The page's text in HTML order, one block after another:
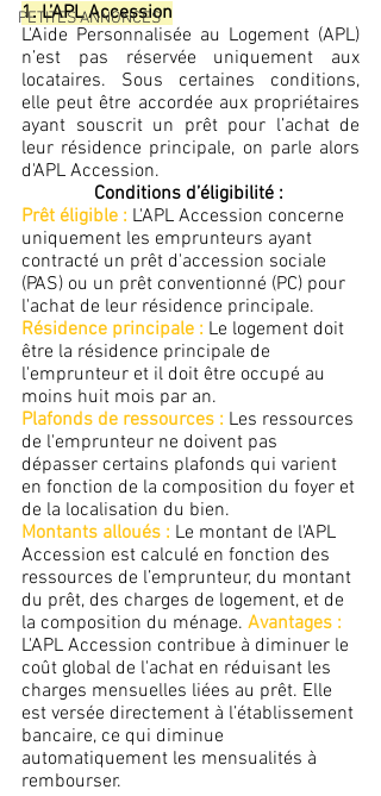
PETITES ANNONCES
1. L’APL Accession
L'Aide Personnalisée au Logement (APL)
n’est pas réservée uniquement aux
locataires. Sous certaines conditions,
elle peut être accordée aux propriétaires
ayant souscrit un prêt pour l’achat de
leur résidence principale, on parle alors
d'APL Accession.
Conditions d’éligibilité :
Prêt éligible : L'APL Accession concerne
uniquement les emprunteurs ayant
contracté un prêt d'accession sociale
(PAS) ou un prêt conventionné (PC) pour
l'achat de leur résidence principale.
Résidence principale : Le logement doit
être la résidence principale de
l'emprunteur et il doit être occupé au
moins huit mois par an.
Plafonds de ressources : Les ressources
de l'emprunteur ne doivent pas
dépasser certains plafonds qui varient
en fonction de la composition du foyer et
de la localisation du bien.
Montants alloués : Le montant de l'APL
Accession est calculé en fonction des
ressources de l’emprunteur, du montant
du prêt, des charges de logement, et de
la composition du ménage. Avantages :
L'APL Accession contribue à diminuer le
coût global de l'achat en réduisant les
charges mensuelles liées au prêt. Elle
est versée directement à l’établissement
bancaire, ce qui diminue
automatiquement les mensualités à
rembourser.